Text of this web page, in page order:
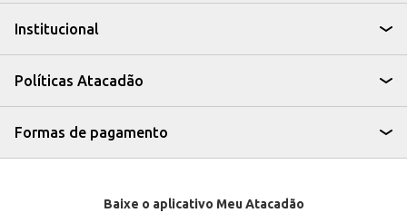
Institucional
Políticas Atacadão
Formas de pagamento
Baixe o aplicativo Meu Atacadão